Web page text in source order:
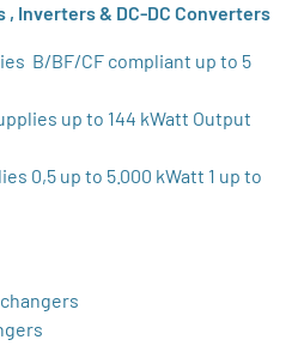
Inverters & DC-DC Converters
B/BF/CF compliant up to 5
up to 144 kWatt Output
0,5 up to 5.000 kWatt 1 up to